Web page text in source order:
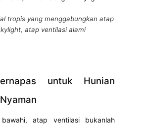
tropis yang menggabungkan atap
atap ventilasi alami
untuk Hunian
atap ventilasi bukanlah